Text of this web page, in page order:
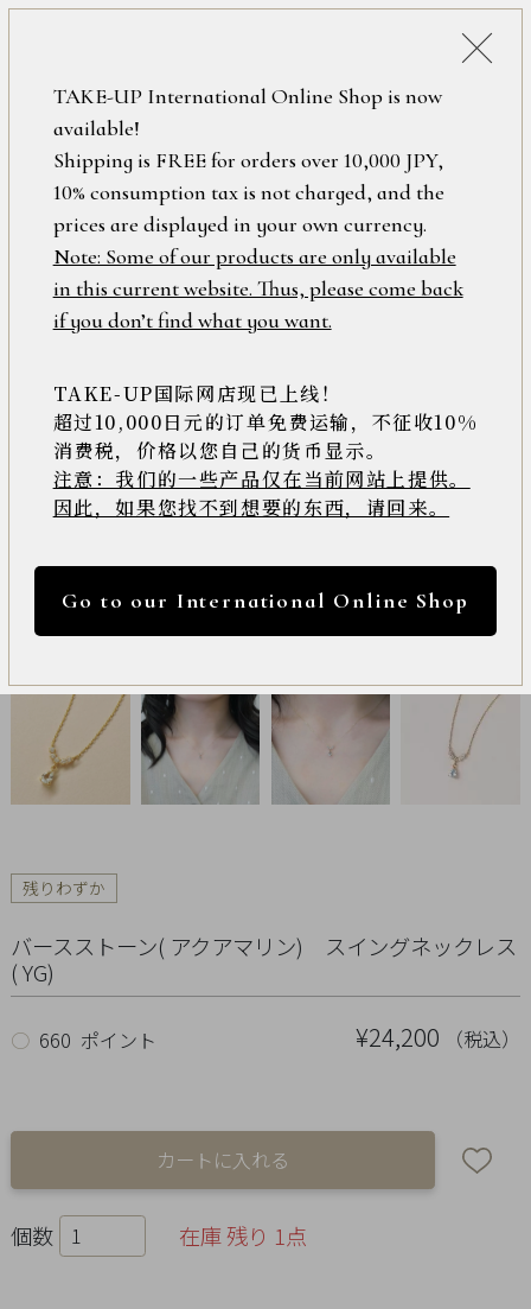
ONLINE SHOP
残りわずか
バースストーン( アクアマリン) スイングネックレス
( YG)
¥24,200 （税込）
○ 660 ポイント
個数 在庫 残り 1点
フリーワード
在庫なし含む
アイテム
ロ
グ
イ
ン
/
新
規
会
登
録
>>
Online
Shop
Item
ALL
Necklace
Earrings
Earrings
Season
TAKE-UP International Online Shop is now
available!
Shipping is FREE for orders over 10,000 JPY,
10% consumption tax is not charged, and the
prices are displayed in your own currency.
Note: Some of our products are only available
in this current website. Thus, please come back
if you don’t find what you want.
TAKE-UP国际网店现已上线！
超过10,000日元的订单免费运输，不征收10%
消费税，价格以您自己的货币显示。
注意：我们的一些产品仅在当前网站上提供。
因此，如果您找不到想要的东西，请回来。
Go to our International Online Shop